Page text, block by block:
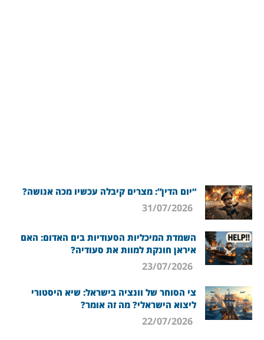
“יום הדין”: מצרים קיבלה עכשיו מכה אנושה?
השמדת המיכליות הסעודיות בים האדום: האם
איראן חונקת למוות את סעודיה?
צי הסוחר של וונציה בישראל: שיא היסטורי
ליצוא הישראלי? מה זה אומר?